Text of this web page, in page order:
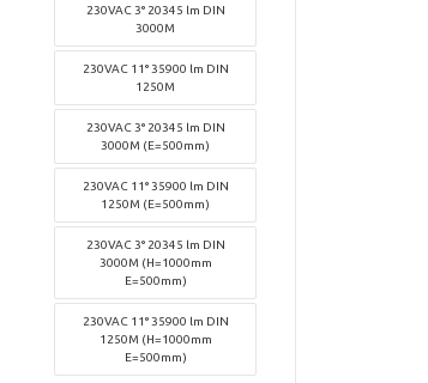
230VAC 3° 20345 lm DIN
3000M
230VAC 11° 35900 lm DIN
1250M
230VAC 3° 20345 lm DIN
3000M (E=500mm)
230VAC 11° 35900 lm DIN
1250M (E=500mm)
230VAC 3° 20345 lm DIN
3000M (H=1000mm
E=500mm)
230VAC 11° 35900 lm DIN
1250M (H=1000mm
E=500mm)